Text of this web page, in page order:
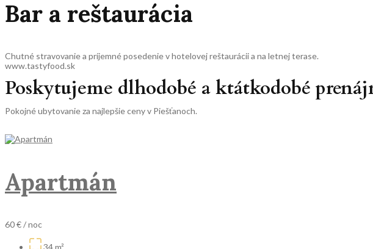
Bar a reštaurácia
Chutné stravovanie a príjemné posedenie v hotelovej reštaurácii a na letnej terase.
www.tastyfood.sk
Poskytujeme dlhodobé a ktátkodobé
Pokojné ubytovanie za najlepšie ceny v Piešťanoch.
Apartmán
60 €/ noc
34 m²